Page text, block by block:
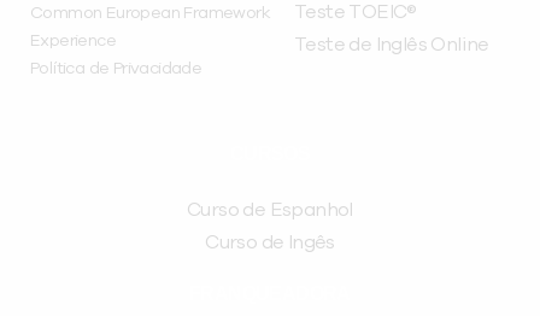
Common European Framework
Experience
Política de Privacidade
Teste TOEIC®
Teste de Inglês Online
Curso de Espanhol
Curso de Ingês